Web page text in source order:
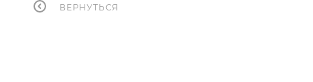
ВЕРНУТЬСЯ